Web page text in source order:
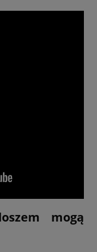
mogą